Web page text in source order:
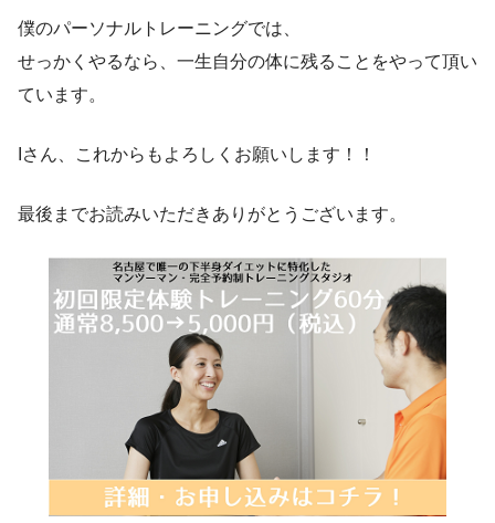
僕のパーソナルトレーニングでは、
せっかくやるなら、一生自分の体に残ることをやって頂い
ています。
Iさん、これからもよろしくお願いします！！
最後までお読みいただきありがとうございます。